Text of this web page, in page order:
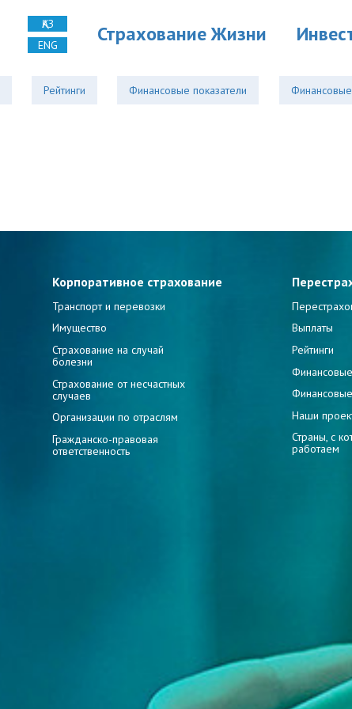
ҚАЗ
ENG
Страхование Жизни
Рейтинги Финансовые показатели
Корпоративное страхование
Транспорт и перевозки
Имущество
Страхование на случай
болезни
Страхование от несчастных
случаев
Организации по отраслям
Гражданско-правовая
ответственность
Выплаты
Рейтинги
Наши
Страны, с
работаем